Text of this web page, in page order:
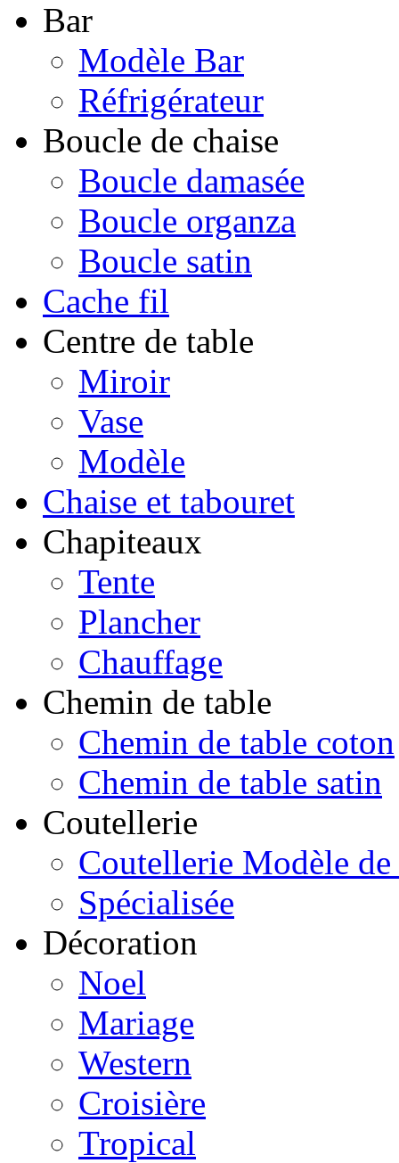
Bar
Modèle Bar
Réfrigérateur
Boucle de chaise
Boucle damasée
Boucle organza
Boucle satin
Cache fil
Centre de table
Miroir
Vase
Modèle
Chaise et tabouret
Chapiteaux
Tente
Plancher
Chauffage
Chemin de table
Chemin de table coton
Chemin de table satin
Coutellerie
Coutellerie Modèle de
Spécialisée
Décoration
Noel
Mariage
Western
Croisière
Tropical